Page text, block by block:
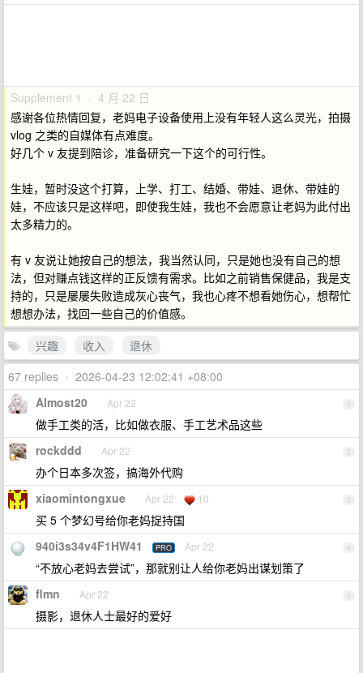
Supplement 1 · 4 月 22 日
感谢各位热情回复，老妈电子设备使用上没有年轻人这么灵光，拍摄
vlog 之类的自媒体有点难度。
好几个 v 友提到陪诊，准备研究一下这个的可行性。
生娃，暂时没这个打算，上学、打工、结婚、带娃、退休、带娃的
娃，不应该只是这样吧，即使我生娃，我也不会愿意让老妈为此付出
太多精力的。
有 v 友说让她按自己的想法，我当然认同，只是她也没有自己的想
法，但对赚点钱这样的正反馈有需求。比如之前销售保健品，我是支
持的，只是屡屡失败造成灰心丧气，我也心疼不想看她伤心，想帮忙
想想办法，找回一些自己的价值感。
兴趣
收入
退休
67 replies • 2026-04-23 12:02:41 +08:00
1
Almost20 Apr 22
做手工类的活，比如做衣服、手工艺术品这些
2
rockddd Apr 22
办个日本多次签，搞海外代购
3
xiaomintongxue Apr 22 10
买 5 个梦幻号给你老妈捉持国
4
940i3s34v4F1HW41 PRO Apr 22
“不放心老妈去尝试”，那就别让人给你老妈出谋划策了
5
flmn Apr 22
摄影，退休人士最好的爱好